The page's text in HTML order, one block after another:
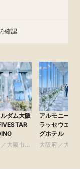
確認
ダム大阪
大阪市北
アルモニーア
ラッセウエデ
グホテル
大阪府／大阪